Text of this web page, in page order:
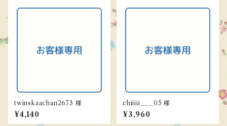
twinskaachan2673 様
¥4,140
chiiiii___05 様
¥3,960